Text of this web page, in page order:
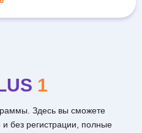
1
Здесь вы сможете
без регистрации, полные